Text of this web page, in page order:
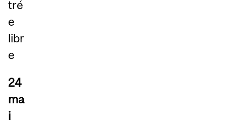
tré
e
libr
e
24
ma
i